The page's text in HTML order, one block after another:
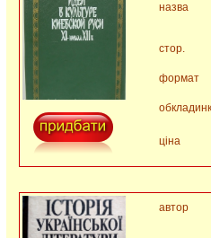
назва
стор.
формат
ціна
автор